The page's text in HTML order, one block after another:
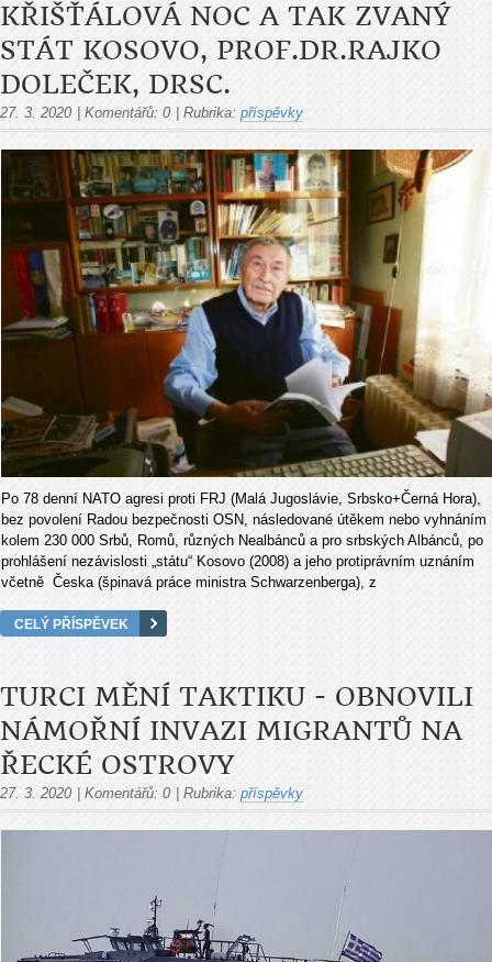
KŘIŠŤÁLOVÁ NOC A TAK ZVANÝ
STÁT KOSOVO, PROF.DR.RAJKO
DOLEČEK, DRSC.
27. 3. 2020 Komentářů: 0 Rubrika: příspěvky
Po 78 denní NATO agresi proti FRJ (Malá Jugoslávie, Srbsko+Černá Hora),
bez povolení Radou bezpečnosti OSN, následované útěkem nebo vyhnáním
kolem 230 000 Srbů, Romů, různých Nealbánců a pro srbských Albánců, po
prohlášení nezávislosti „státu“ Kosovo (2008) a jeho protiprávním uznáním
včetně Česka (špinavá práce ministra Schwarzenberga), z
CELÝ PŘÍSPĚVEK
TURCI MĚNÍ TAKTIKU - OBNOVILI
NÁMOŘNÍ INVAZI MIGRANTŮ NA
ŘECKÉ OSTROVY
27. 3. 2020 Komentářů: 0 Rubrika: příspěvky